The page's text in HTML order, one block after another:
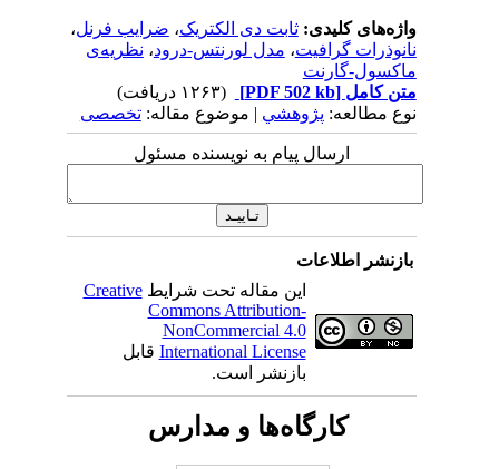
واژه‌های کلیدی:ثابت دی الکتریک،ضرایب فرنل،
نانوذرات گرافیت،مدل لورنتس-درود،نظریه‌ی
ماکسول-گارنت
متن کامل[PDF 502 kb]
نوع مطالعه:پژوهشي| موضوع مقاله:تخصصی
ارسال پیام به نویسنده مسئول
بازنشر اطلاعات
این مقاله تحت شرایطCreative
Commons Attribution-
NonCommercial 4.0
International Licenseقابل
بازنشر است.
کارگاه‌ها و مدارس